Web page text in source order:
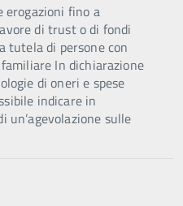
erogazioni fino a
di trust o di fondi
tutela di persone con
In dichiarazione
di oneri e spese
indicare in
un’agevolazione sulle